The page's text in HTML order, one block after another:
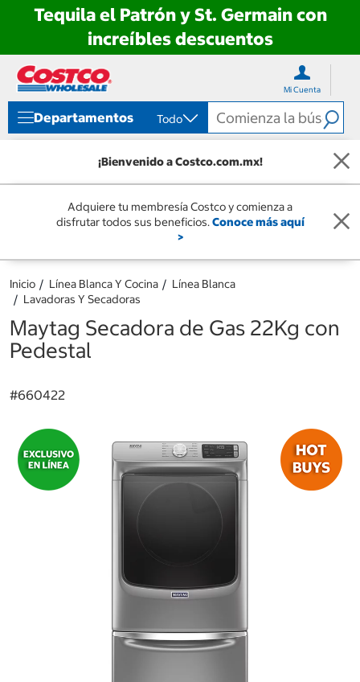
Tequila el Patrón y St. Germain con
increíbles descuentos
directo
contenido
directo
menú
navegación
Mi Cuenta
Departamentos Todo
¡Bienvenido a Costco.com.mx!
Adquiere tu membresía Costco y comienza a
disfrutar todos sus beneficios.Conoce más aquí
>
Inicio Línea Blanca Y Cocina
Línea Blanca
Lavadoras Y Secadoras
Maytag Secadora de Gas 22Kg con
Pedestal
#660422